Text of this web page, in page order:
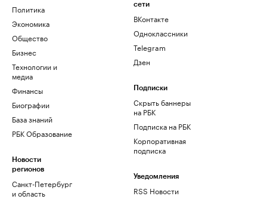
Политика
Экономика
Общество
Бизнес
Технологии и
медиа
Финансы
Биографии
База знаний
РБК Образование
Новости
регионов
Санкт-Петербург
и область
сети
ВКонтакте
Одноклассники
Telegram
Дзен
Подписки
Скрыть баннеры
на РБК
Подписка на РБК
Корпоративная
подписка
Уведомления
RSS Новости